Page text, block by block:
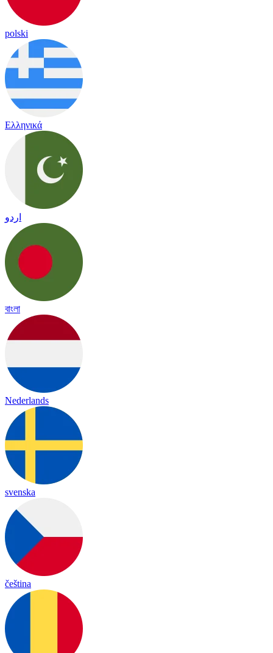
polski
Ελληνικά
اردو
বাংলা
Nederlands
svenska
čeština